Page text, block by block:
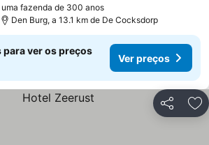
fazenda de 300 anos
Den Burg, a 13.1 km de De Cocksdorp
para ver os preços
Ver preços
Partilhar